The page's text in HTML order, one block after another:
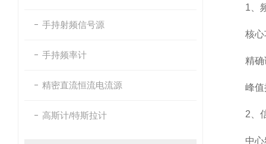
手持射频信号源
手持频率计
精密直流恒流电流源
高斯计/特斯拉计
1、频
核心功
精确读
峰值搜
2、信
中心频